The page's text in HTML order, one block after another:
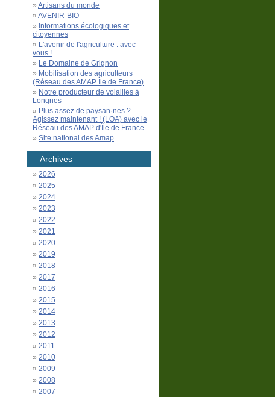
Artisans du monde
AVENIR-BIO
Informations écologiques et
citoyennes
L'avenir de l'agriculture : avec
vous !
Le Domaine de Grignon
Mobilisation des agriculteurs
(Réseau des AMAP Île de France)
Notre producteur de volailles à
Longnes
Plus assez de paysan·nes ?
Agissez maintenant ! (LOA) avec le
Réseau des AMAP d'Île de France
Site national des Amap
Archives
2026
2025
2024
2023
2022
2021
2020
2019
2018
2017
2016
2015
2014
2013
2012
2011
2010
2009
2008
2007